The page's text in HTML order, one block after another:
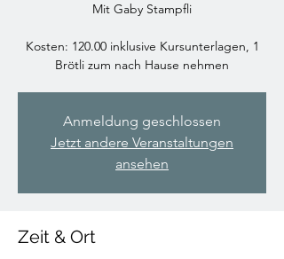
Mit Gaby Stampfli
Kosten: 120.00 inklusive Kursunterlagen, 1
Brötli zum nach Hause nehmen
Anmeldung geschlossen
Jetzt andere Veranstaltungen
ansehen
Zeit & Ort